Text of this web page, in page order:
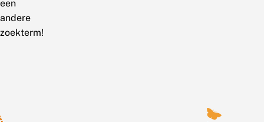
een
andere
zoekterm!